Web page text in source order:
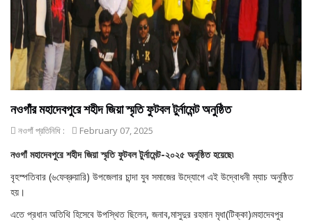
নওগাঁর মহাদেবপুরে শহীদ জিয়া স্মৃতি ফুটবল টুর্নামেন্ট অনুষ্ঠিত
নওগাঁ প্রতিনিধি : February 07, 2025
নওগাঁ মহাদেবপুরে শহীদ জিয়া স্মৃতি ফুটবল টুর্নামেন্ট-২০২৫ অনুষ্ঠিত হয়েছে৷
বৃহস্পতিবার (৬ফেব্রুয়ারি) উপজেলার চান্দা যুব সমাজের উদ্যোগে এই উদ্বোধনী ম্যাচ অনুষ্ঠিত
হয়।
এতে প্রধান অতিথি হিসেবে উপস্থিত ছিলেন, জনাব,মাসুদুর রহমান মৃধা(টিক্কা)৷মহাদেবপুর